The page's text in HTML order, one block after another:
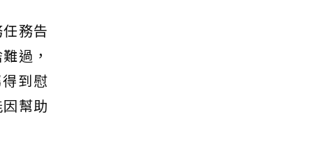
務告
過，
到慰
幫助